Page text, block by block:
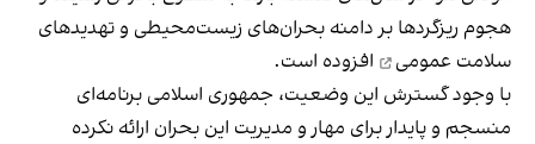
هجوم ریزگردها بر دامنه بحران‌های زیست‌محیطی وتهدیدهای
سلامت عمومی
افزوده است.
با وجود گسترش این وضعیت، جمهوری اسلامی برنامه‌ای
منسجم و پایدار برای مهار و مدیریت این بحران ارائه نکرده